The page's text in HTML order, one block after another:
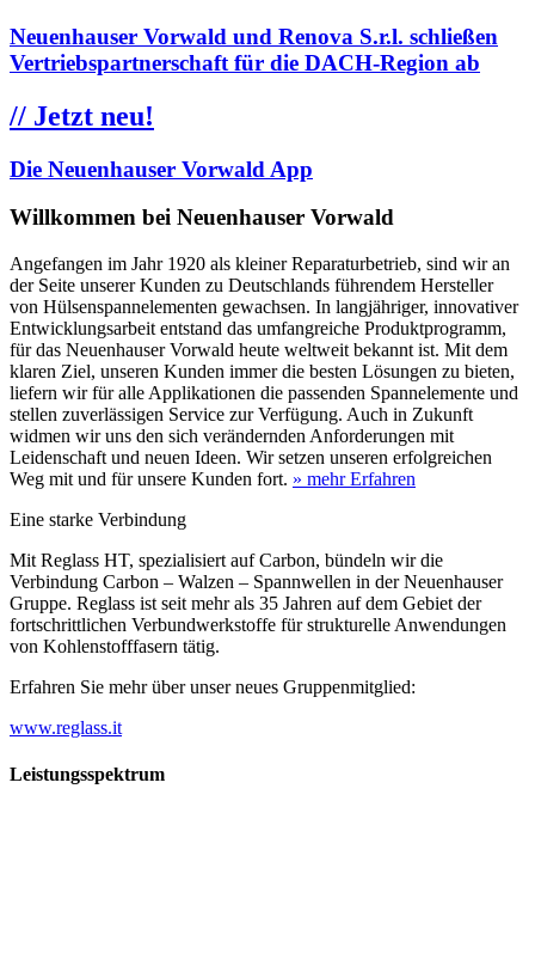
Neuenhauser Vorwald und Renova S.r.l. schließen
Vertriebspartnerschaft für die DACH-Region ab
// Jetzt neu!
Die Neuenhauser Vorwald App
Willkommen bei Neuenhauser Vorwald
Angefangen im Jahr 1920 als kleiner Reparaturbetrieb, sind wir an
der Seite unserer Kunden zu Deutschlands führendem Hersteller
von Hülsenspannelementen gewachsen. In langjähriger, innovativer
Entwicklungsarbeit entstand das umfangreiche Produktprogramm,
für das Neuenhauser Vorwald heute weltweit bekannt ist. Mit dem
klaren Ziel, unseren Kunden immer die besten Lösungen zu bieten,
liefern wir für alle Applikationen die passenden Spannelemente und
stellen zuverlässigen Service zur Verfügung. Auch in Zukunft
widmen wir uns den sich verändernden Anforderungen mit
Leidenschaft und neuen Ideen. Wir setzen unseren erfolgreichen
Weg mit und für unsere Kunden fort. » mehr Erfahren
Eine starke Verbindung
Mit Reglass HT, spezialisiert auf Carbon, bündeln wir die
Verbindung Carbon – Walzen – Spannwellen in der Neuenhauser
Gruppe. Reglass ist seit mehr als 35 Jahren auf dem Gebiet der
fortschrittlichen Verbundwerkstoffe für strukturelle Anwendungen
von Kohlenstofffasern tätig.
Erfahren Sie mehr über unser neues Gruppenmitglied:
www.reglass.it
Leistungsspektrum